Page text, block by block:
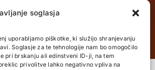
soglasja
uporabljamo piškotke, ki služijo shranjevanju
Soglasje za te tehnologije nam bo omogočilo
pri brskanju ali edinstveni ID-ji, na tem
privolitve lahko negativno vpliva na
zasebnostiIPravilnik o piškotkih